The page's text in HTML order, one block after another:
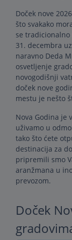
Doček nove
što svakako
se
31. decembra
naravno Deda
osvetljenje
novogodišnji
doček nove
mestu je nešto
Nova Godina je
uživamo ​​u
tako što ćete
destinacija za
pripremili smo
aranžmana u
prevozom.
Doček